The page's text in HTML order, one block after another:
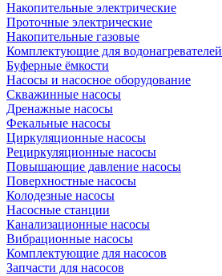
Накопительные электрические
Проточные электрические
Накопительные газовые
Комплектующие для водонагревателей
Буферные ёмкости
Насосы и насосное оборудование
Скважинные насосы
Дренажные насосы
Фекальные насосы
Циркуляционные насосы
Рециркуляционные насосы
Повышающие давление насосы
Поверхностные насосы
Колодезные насосы
Насосные станции
Канализационные насосы
Вибрационные насосы
Комплектующие для насосов
Запчасти для насосов